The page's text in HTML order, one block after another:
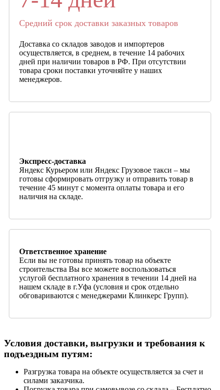
Средний срок доставки заказных товаров
Доставка со складов заводов и импортеров
осуществляется, в среднем, в течение 14 рабочих
дней при наличии товаров в РФ. При отсутствии
товара сроки поставки уточняйте у наших
менеджеров.
Экспресс-доставка
Яндекс Курьером или Яндекс Грузовое такси – мы
готовы сформировать отгрузку и отправить товар в
течение 45 минут с момента оплаты товара и его
наличия на складе.
Ответственное хранение
Если вы не готовы принять товар на объекте
строительства Вы все можете воспользоваться
услугой бесплатного хранения в течении 14 дней на
нашем складе в г.Уфа (условия и срок отдельно
обговариваются с менеджерами Клинкерс Групп).
Условия доставки, выгрузки и требования к
подъездным путям:
Разгрузка товара на объекте осуществляется за счет и
силами заказчика.